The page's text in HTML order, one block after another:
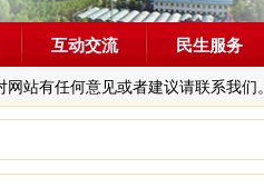
站有任何意见或者建议请联系我们。
互动交流 民生服务